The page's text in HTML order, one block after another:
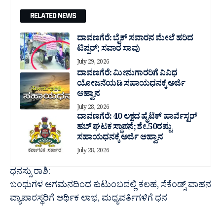
RELATED NEWS
ದಾವಣಗೆರೆ: ಬೈಕ್ ಸವಾರನ ಮೇಲೆ ಹರಿದ
ಟಿಪ್ಪರ್; ಸವಾರ ಸಾವು
July 29, 2026
ದಾವಣಗೆರೆ: ಮೀನುಗಾರರಿಗೆ ವಿವಿಧ
ಯೋಜನೆಯಡಿ ಸಹಾಯಧನಕ್ಕೆ ಅರ್ಜಿ
ಆಹ್ವಾನ
July 28, 2026
ದಾವಣಗೆರೆ: 40 ಲಕ್ಷದ ಹೈಟೆಕ್ ಹಾರ್ವೆಸ್ಟರ್
ಹಬ್ ಘಟಕ ಸ್ಥಾಪನೆ; ಶೇ.50ರಷ್ಟು
ಸಹಾಯಧನಕ್ಕೆ ಅರ್ಜಿ ಆಹ್ವಾನ
July 28, 2026
ಧನಸ್ಸು ರಾಶಿ:
ಬಂಧುಗಳ ಆಗಮನದಿಂದ ಕುಟುಂಬದಲ್ಲಿ ಕಲಹ, ಸೆಕೆಂಡ್ಸ್ ವಾಹನ
ವ್ಯಾಪಾರಸ್ಥರಿಗೆ ಆರ್ಥಿಕ ಲಾಭ, ಮಧ್ಯವರ್ತಿಗಳಿಗೆ ಧನ